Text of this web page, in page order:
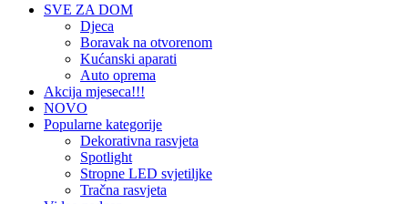
SVE ZA DOM
Djeca
Boravak na otvorenom
Kućanski aparati
Auto oprema
Akcija mjeseca!!!
NOVO
Popularne kategorije
Dekorativna rasvjeta
Spotlight
Stropne LED svjetiljke
Tračna rasvjeta